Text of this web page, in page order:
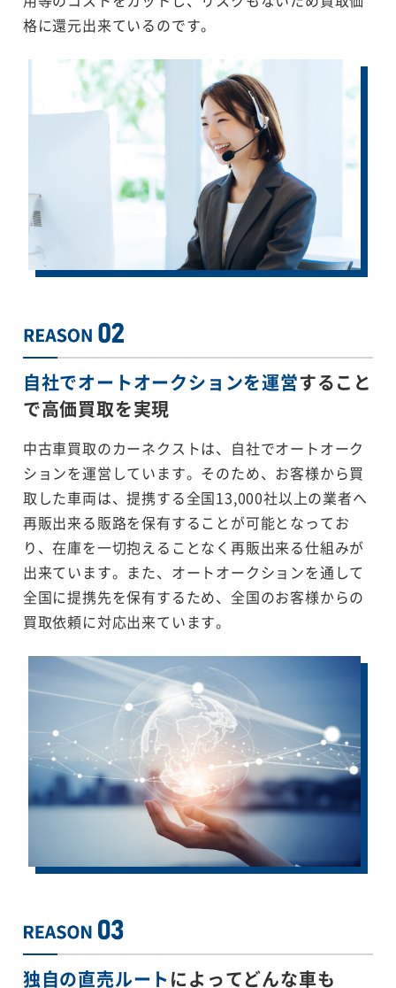
格に還元出来ているのです。
自社でオートオークションを運営すること
で高価買取を実現
中古車買取のカーネクストは、自社でオートオーク
ションを運営しています。そのため、お客様から買
取した車両は、提携する全国13,000社以上の業者へ
再販出来る販路を保有することが可能となってお
り、在庫を一切抱えることなく再販出来る仕組みが
出来ています。また、オートオークションを通して
全国に提携先を保有するため、全国のお客様からの
買取依頼に対応出来ています。
独自の直売ルートによってどんな車も